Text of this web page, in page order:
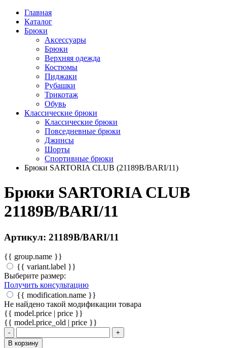
Главная
Каталог
Брюки
Аксессуары
Брюки
Верхняя одежда
Костюмы
Пиджаки
Рубашки
Трикотаж
Обувь
Классические брюки
Классические брюки
Повседневные брюки
Джинсы
Шорты
Спортивные брюки
Брюки SARTORIA CLUB (21189B/BARI/11)
Брюки SARTORIA CLUB
21189B/BARI/11
Артикул: 21189B/BARI/11
{{ group.name }}
{{ variant.label }}
Выберите размер:
Получить консультацию
{{ modification.name }}
Не найдено такой модификации товара
{{ model.price | price }}
{{ model.price_old | price }}
-
+
В корзину